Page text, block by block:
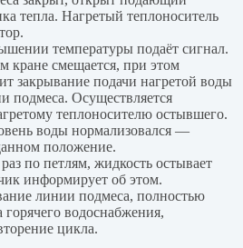
тепла. Нагретый теплоноситель
температуры подаёт сигнал.
кране смещается, при этом
закрывание подачи нагретой воды
подмеса. Осуществляется
теплоносителю остывшего.
воды нормализовался —
положение.
по петлям, жидкость остывает
информирует об этом.
линии подмеса, полностью
горячего водоснабжения,
цикла.